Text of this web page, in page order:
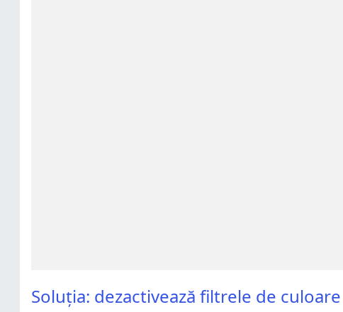
Soluția: dezactivează filtrele de